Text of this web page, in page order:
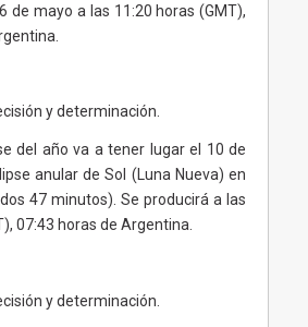
de mayo a las 11:20 horas (GMT),
y determinación.
del año va a tener lugar el 10 de
anular de Sol (Luna Nueva) en
47 minutos). Se producirá a las
07:43 horas de Argentina.
y determinación.